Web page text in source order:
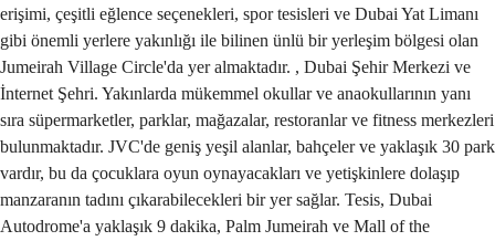
erişimi, çeşitli eğlence seçenekleri, spor tesisleri ve Dubai Yat Limanı
gibi önemli yerlere yakınlığı ile bilinen ünlü bir yerleşim bölgesi olan
Jumeirah Village Circle'da yer almaktadır. , Dubai Şehir Merkezi ve
İnternet Şehri. Yakınlarda mükemmel okullar ve anaokullarının yanı
sıra süpermarketler, parklar, mağazalar, restoranlar ve fitness merkezleri
bulunmaktadır. JVC'de geniş yeşil alanlar, bahçeler ve yaklaşık 30 park
vardır, bu da çocuklara oyun oynayacakları ve yetişkinlere dolaşıp
manzaranın tadını çıkarabilecekleri bir yer sağlar. Tesis, Dubai
Autodrome'a yaklaşık 9 dakika, Palm Jumeirah ve Mall of the